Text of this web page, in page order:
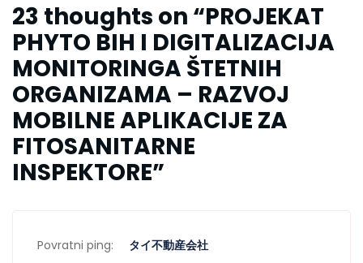
23 thoughts on “PROJEKAT
PHYTO BIH I DIGITALIZACIJA
MONITORINGA ŠTETNIH
ORGANIZAMA – RAZVOJ
MOBILNE APLIKACIJE ZA
FITOSANITARNE
INSPEKTORE”
Povratni ping: タイ不動産会社